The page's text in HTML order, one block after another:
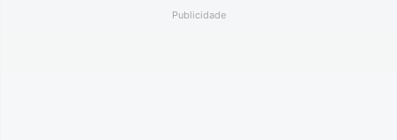
Publicidade